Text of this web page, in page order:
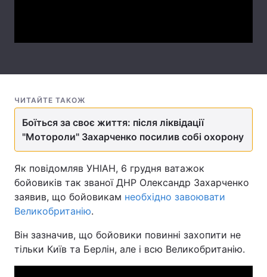
Архів Вакансії
Контакти
Послуги
ЧИТАЙТЕ ТАКОЖ
Боїться за своє життя: після ліквідації
"Мотороли" Захарченко посилив собі охорону
Як повідомляв УНІАН, 6 грудня ватажок
бойовиків так званої ДНР Олександр Захарченко
заявив, що бойовикам необхідно завоювати
Великобританію.
Він зазначив, що бойовики повинні захопити не
тільки Київ та Берлін, але і всю Великобританію.